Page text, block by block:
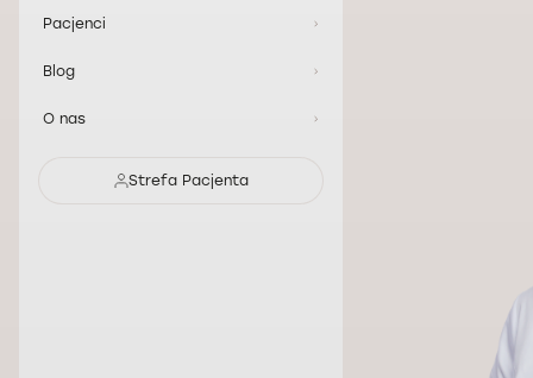
Pacjenci
Blog
O nas
Strefa Pacjenta